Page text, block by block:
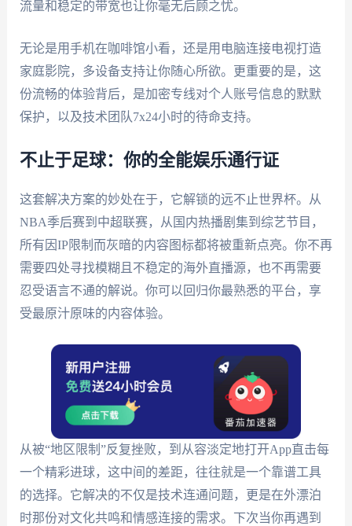
流量和稳定的带宽也让你毫无后顾之忧。
无论是用手机在咖啡馆小看，还是用电脑连接电视打造
家庭影院，多设备支持让你随心所欲。更重要的是，这
份流畅的体验背后，是加密专线对个人账号信息的默默
保护，以及技术团队7x24小时的待命支持。
不止于足球：你的全能娱乐通行证
这套解决方案的妙处在于，它解锁的远不止世界杯。从
NBA季后赛到中超联赛，从国内热播剧集到综艺节目，
所有因IP限制而灰暗的内容图标都将被重新点亮。你不再
需要四处寻找模糊且不稳定的海外直播源，也不再需要
忍受语言不通的解说。你可以回归你最熟悉的平台，享
受最原汁原味的内容体验。
从被“地区限制”反复挫败，到从容淡定地打开App直击每
一个精彩进球，这中间的差距，往往就是一个靠谱工具
的选择。它解决的不仅是技术连通问题，更是在外漂泊
时那份对文化共鸣和情感连接的需求。下次当你再遇到